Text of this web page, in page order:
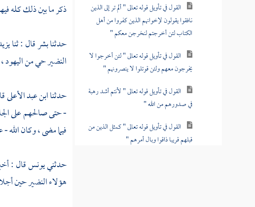
القول في تأويل قوله تعالى " ألم تر إلى الذين
نافقوا يقولون لإخوانهم الذين كفروا من أهل
الكتاب لئن أخرجتم لنخرجن معكم "
القول في تأويل قوله تعالى " لئن أخرجوا لا
يخرجون معهم ولئن قوتلوا لا ينصرونهم "
القول في تأويل قوله تعالى " لأنتم أشد رهبة
في صدورهم من الله "
القول في تأويل قوله تعالى " كمثل الذين من
قبلهم قريبا ذاقوا وبال أمرهم "
ذكر ما بين ذلك كله
حدثنابشرقال : ثنا
النضير حي من اليهود ،
حدثناابن عبد الأعلى
- حتى صالحهم على
فيما مضى ، وكان الله
حدثنييونسقال :
هؤلاءالنضيرحين